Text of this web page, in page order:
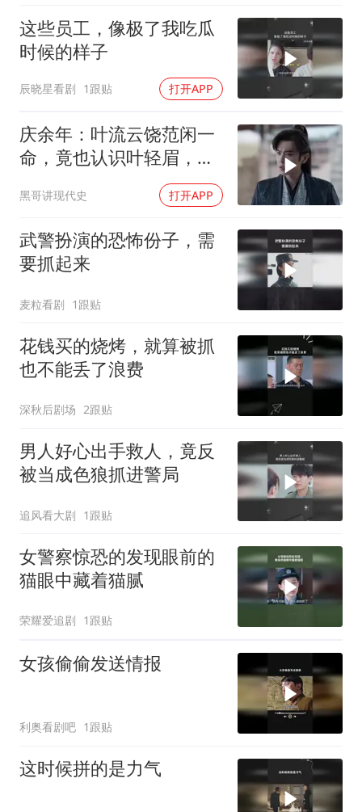
这些员工，像极了我吃瓜
时候的样子
辰晓星看剧 1跟贴 打开APP
庆余年：叶流云饶范闲一
命，竟也认识叶轻眉，下
黑哥讲现代史 打开APP
武警扮演的恐怖份子，需
要抓起来
麦粒看剧 1跟贴
花钱买的烧烤，就算被抓
也不能丢了浪费
深秋后剧场 2跟贴
男人好心出手救人，竟反
被当成色狼抓进警局
追风看大剧 1跟贴
女警察惊恐的发现眼前的
猫眼中藏着猫腻
荣耀爱追剧 1跟贴
女孩偷偷发送情报
利奥看剧吧 1跟贴
这时候拼的是力气